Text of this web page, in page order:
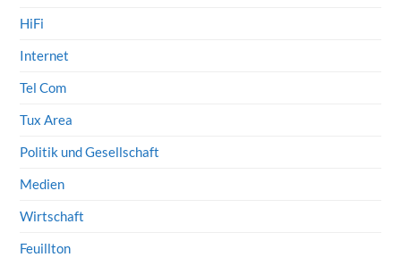
HiFi
Internet
Tel Com
Tux Area
Politik und Gesellschaft
Medien
Wirtschaft
Feuillton